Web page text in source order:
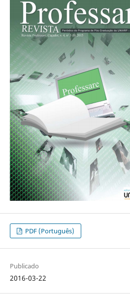
PDF (Português)
Publicado
2016-03-22